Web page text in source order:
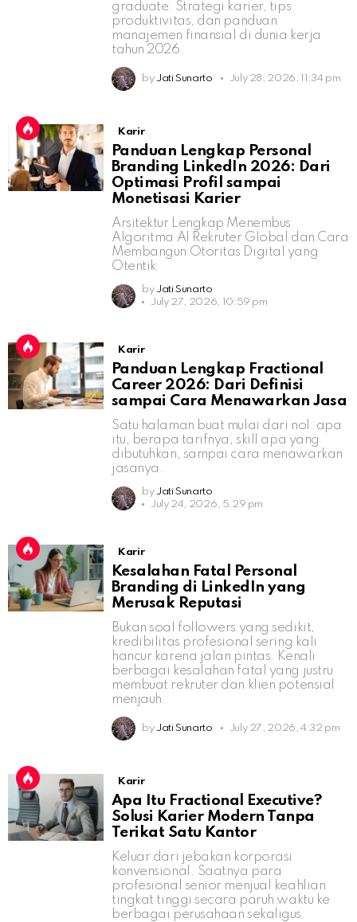
graduate: Strategi karier, tips
produktivitas, dan panduan
manajemen finansial di dunia kerja
tahun 2026.
by Jati Sunarto July 28, 2026, 11:34 pm
Karir
Panduan Lengkap Personal
Branding LinkedIn 2026: Dari
Optimasi Profil sampai
Monetisasi Karier
Arsitektur Lengkap Menembus
Algoritma AI Rekruter Global dan Cara
Membangun Otoritas Digital yang
Otentik
by Jati Sunarto
July 27, 2026, 10:59 pm
Karir
Panduan Lengkap Fractional
Career 2026: Dari Definisi
sampai Cara Menawarkan Jasa
Satu halaman buat mulai dari nol: apa
itu, berapa tarifnya, skill apa yang
dibutuhkan, sampai cara menawarkan
jasanya.
by Jati Sunarto
July 24, 2026, 5:29 pm
Karir
Kesalahan Fatal Personal
Branding di LinkedIn yang
Merusak Reputasi
Bukan soal followers yang sedikit,
kredibilitas profesional sering kali
hancur karena jalan pintas. Kenali
berbagai kesalahan fatal yang justru
membuat rekruter dan klien potensial
menjauh.
by Jati Sunarto July 27, 2026, 4:32 pm
Karir
Apa Itu Fractional Executive?
Solusi Karier Modern Tanpa
Terikat Satu Kantor
Keluar dari jebakan korporasi
konvensional. Saatnya para
profesional senior menjual keahlian
tingkat tinggi secara paruh waktu ke
berbagai perusahaan sekaligus.